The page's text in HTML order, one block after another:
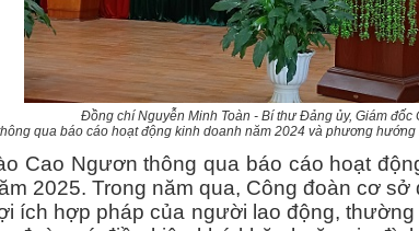
Đồng chí Nguyễn Minh Toàn - Bí thư Đảng ủy, Giám đốc
qua báo cáo hoạt động kinh doanh năm 2024 và phương hướng
Ngươn thông qua báo cáo hoạt
2025. Trong năm qua, Công đoàn cơ sở
ích hợp pháp của người lao động,